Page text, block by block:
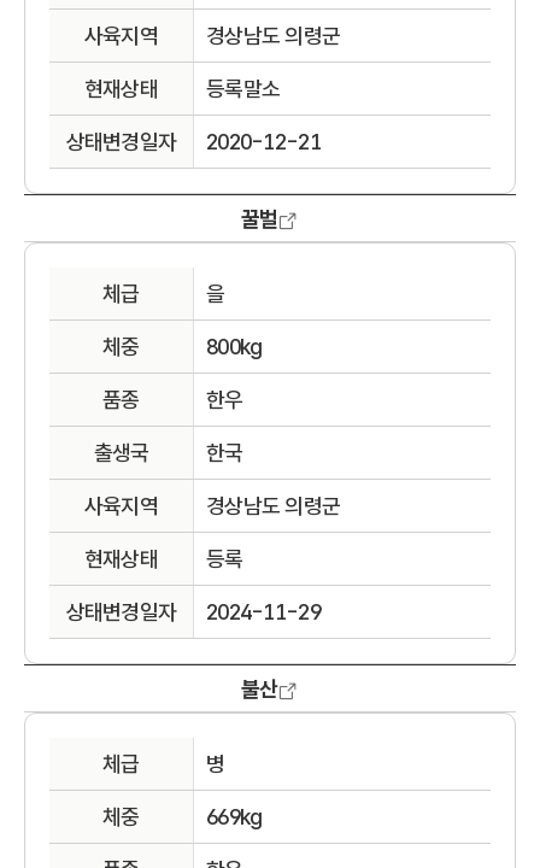
사육지역 경상남도 의령군
현재상태 등록말소
상태변경일자 2020-12-21
꿀벌
체급 을
체중 800kg
품종 한우
출생국 한국
사육지역 경상남도 의령군
현재상태 등록
상태변경일자 2024-11-29
불산
체급 병
체중 669kg